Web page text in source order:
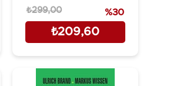
₺209,60
₺299,00 %30